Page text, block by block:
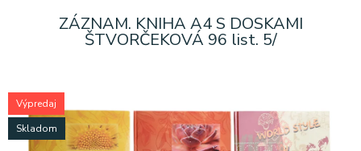
ZÁZNAM. KNIHA A4 S DOSKAMI
ŠTVORČEKOVÁ 96 list. 5/
Výpredaj
Skladom